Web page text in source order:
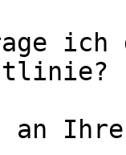
ich
an